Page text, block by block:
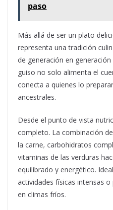
paso
Más allá de ser un plato
representa una tradición
de generación en
guiso no solo alimenta el
conecta a quienes lo
ancestrales.
Desde el punto de vista
completo. La combinación
la carne, carbohidratos
vitaminas de las verduras
equilibrado y energético.
actividades físicas intensas
en climas fríos.